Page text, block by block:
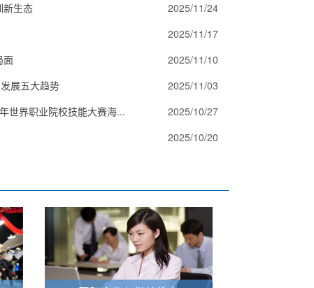
2025/11/24
新生态
2025/11/17
2025/11/10
面
2025/11/03
展五大趋势
2025/10/27
界职业院校技能大赛海...
2025/10/20